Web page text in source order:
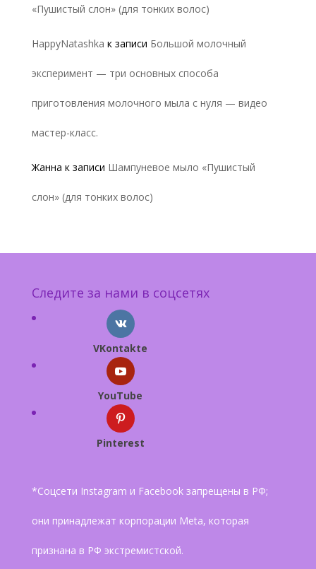
«Пушистый слон» (для тонких волос)
HappyNatashka к записи Большой молочный
эксперимент — три основных способа
приготовления молочного мыла с нуля — видео
мастер-класс.
Жанна к записи Шампуневое мыло «Пушистый
слон» (для тонких волос)
Следите за нами в соцсетях
VKontakte
YouTube
Pinterest
*Соцсети Instagram и Facebook запрещены в РФ;
они принадлежат корпорации Meta, которая
признана в РФ экстремистской.